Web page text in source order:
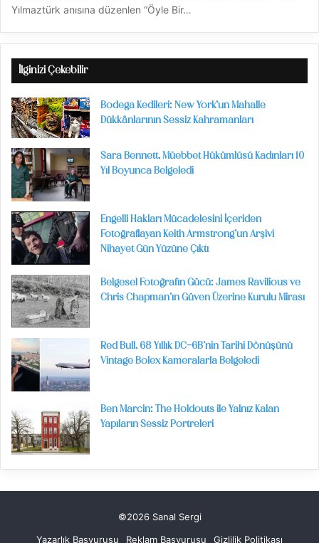
Yılmaztürk anısına düzenlen “Öyle Bir…
İlginizi Çekebilir
Bodega Kedileri: New York’un Mahalle
Dükkânlarının Sessiz Kahramanları
Sara Bennett, Müebbet Hükümlüsü Kadınları 10
Yıl Boyunca Belgeledi
Engelli Hakları Mücadelesini İçeriden
Fotoğraflayan Keith Armstrong’un Arşivi
Nihayet Gün Yüzüne Çıktı
Belgesel Fotoğrafın Gücü: James Ravilious ve
Chris Chapman’ın Güven Üzerine Kurulu Mirası
Red Bull, 68 Yıllık DC-6B’nin Tarihi Dönüşünü
Vintage Bolex Kameralarla Belgeledi
Ben Marcin: The Holdouts ile Yalnız Kalan
Yapıların Sessiz Portreleri
©2026 Sanal Sergi
Yazarlık Başvurusu
Reklam Başvurusu Gizlilik Politikası